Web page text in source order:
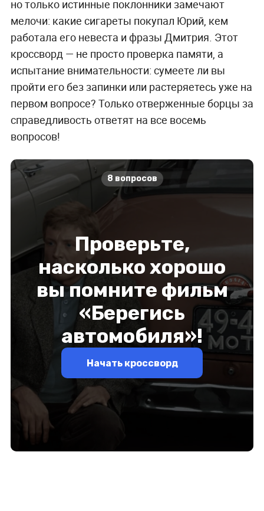
но только истинные поклонники замечают
мелочи: какие сигареты покупал Юрий, кем
работала его невеста и фразы Дмитрия. Этот
кроссворд — не просто проверка памяти, а
испытание внимательности: сумеете ли вы
пройти его без запинки или растеряетесь уже на
первом вопросе? Только отверженные борцы за
справедливость ответят на все восемь
вопросов!